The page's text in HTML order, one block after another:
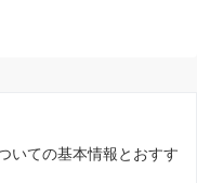
いての基本情報とおすす